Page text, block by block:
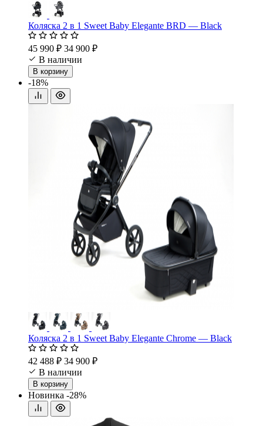
Коляска 2 в 1 Sweet Baby Elegante BRD — Black
45 990 ₽ 34 900 ₽
В наличии
В корзину
-18%
Коляска 2 в 1 Sweet Baby Elegante Chrome — Black
42 488 ₽ 34 900 ₽
В наличии
В корзину
Новинка -28%